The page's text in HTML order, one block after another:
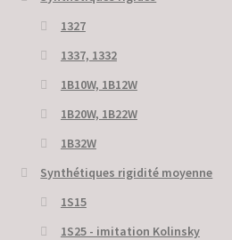
1327
1337, 1332
1B10W, 1B12W
1B20W, 1B22W
1B32W
Synthétiques rigidité moyenne
1S15
1S25 - imitation Kolinsky